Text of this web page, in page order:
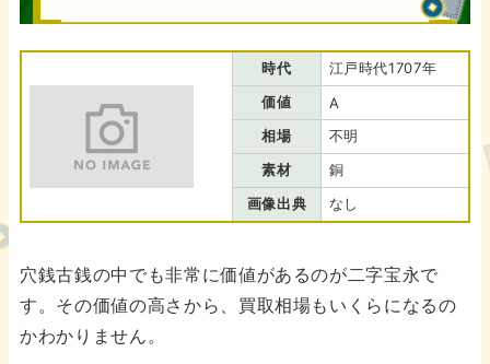
時代
江戸時代1707年
価値
A
相場
不明
素材
銅
画像出典
なし
穴銭古銭の中でも非常に価値があるのが二字宝永で
す。その価値の高さから、買取相場もいくらになるの
かわかりません。